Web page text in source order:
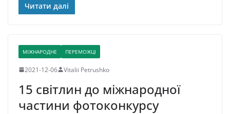
Читати далі
МІЖНАРОДНЕ ПЕРЕМОЖЦІ
2021-12-06 Vitalii Petrushko
15 світлин до міжнародної
частини фотоконкурсу